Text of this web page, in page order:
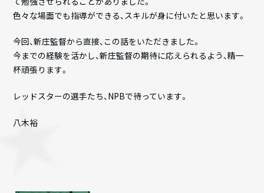
色々な場面でも指導ができる、スキルが身に付いたと思います。
今回、新庄監督から直接、この話をいただきました。
今までの経験を活かし、新庄監督の期待に応えられるよう、精一
杯頑張ります。
レッドスターの選手たち、NPBで待っています。
八木裕